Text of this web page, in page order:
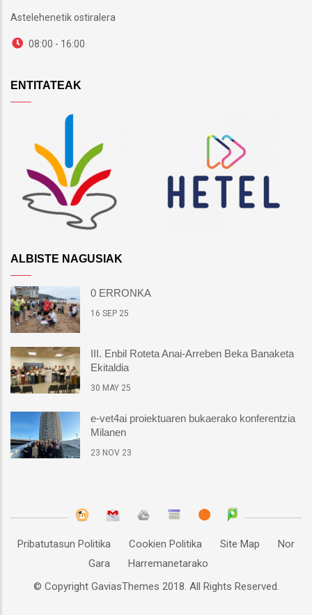
Astelehenetik ostiralera
08:00 - 16:00
ENTITATEAK
ALBISTE NAGUSIAK
0 ERRONKA
16 SEP 25
III. Enbil Roteta Anai-Arreben Beka Banaketa
Ekitaldia
30 MAY 25
e-vet4ai proiektuaren bukaerako konferentzia
Milanen
23 NOV 23
Pribatutasun Politika Cookien Politika Site Map
Nor
Gara
Harremanetarako
© Copyright GaviasThemes 2018. All Rights Reserved.